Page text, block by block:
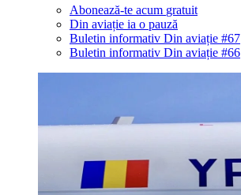
Abonează-te acum gratuit
Din aviație ia o pauză
Buletin informativ Din aviație #67
Buletin informativ Din aviație #66